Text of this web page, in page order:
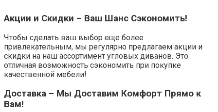
Акции и Скидки – Ваш Шанс Сэкономить!
Чтобы сделать ваш выбор еще более
привлекательным, мы регулярно предлагаем акции и
скидки на наш ассортимент угловых диванов. Это
отличная возможность сэкономить при покупке
качественной мебели!
Доставка – Мы Доставим Комфорт Прямо к
Вам!